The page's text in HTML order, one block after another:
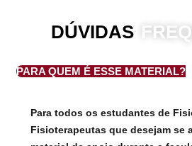
DÚVIDAS
PARA QUEM É ESSE MATERIAL?
Para todos os estudantes de
Fisioterapeutas que desejam se